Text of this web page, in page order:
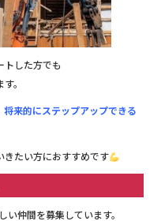
トした方でも
。
将来的にステップアップできる
きたい方におすすめです
仲間を募集しています。